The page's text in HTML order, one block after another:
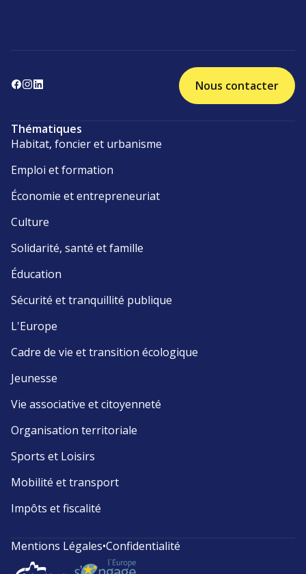
Nous contacter
Thématiques
Habitat, foncier et urbanisme
Emploi et formation
Économie et entrepreneuriat
Culture
Solidarité, santé et famille
Éducation
Sécurité et tranquillité publique
L'Europe
Cadre de vie et transition écologique
Jeunesse
Vie associative et citoyenneté
Organisation territoriale
Sports et Loisirs
Mobilité et transport
Impôts et fiscalité
Mentions Légales•Confidentialité